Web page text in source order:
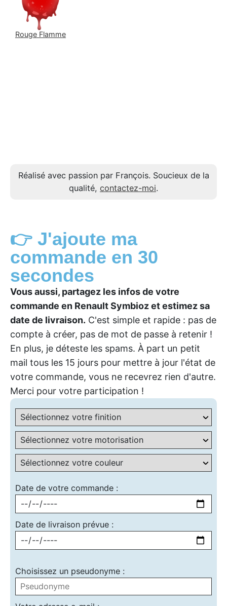
Rouge Flamme
Réalisé avec passion par François. Soucieux de la
qualité, contactez-moi.
👉 J'ajoute ma
commande en 30
secondes
Vous aussi, partagez les infos de votre
commande en Renault Symbioz et estimez sa
date de livraison. C'est simple et rapide : pas de
compte à créer, pas de mot de passe à retenir !
En plus, je déteste les spams. À part un petit
mail tous les 15 jours pour mettre à jour l'état de
votre commande, vous ne recevrez rien d'autre.
Merci pour votre participation !
Date de votre commande :
Date de livraison prévue :
Choisissez un pseudonyme :